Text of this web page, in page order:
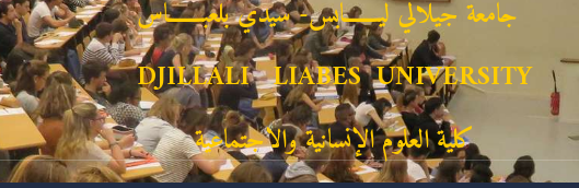
جامعة جيلالي ليـــــــابس- سيدي بلعبـــــــاس
DJILLALI LIABES UNIVERSITY
كلية العلوم الإنسانية والاجتماعية